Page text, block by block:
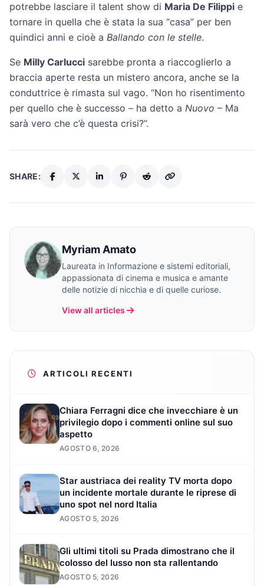
potrebbe lasciare il talent show di Maria De Filippi e
tornare in quella che è stata la sua “casa” per ben
quindici anni e cioè a Ballando con le stelle.
Se Milly Carlucci sarebbe pronta a riaccoglierlo a
braccia aperte resta un mistero ancora, anche se la
conduttrice è rimasta sul vago. “Non ho risentimento
per quello che è successo – ha detto a Nuovo – Ma
sarà vero che c’è questa crisi?”.
SHARE:
Myriam Amato
Laureata in Informazione e sistemi editoriali,
appassionata di cinema e musica e amante
delle notizie di nicchia e di quelle curiose.
View all articles
ARTICOLI RECENTI
Chiara Ferragni dice che invecchiare è un
privilegio dopo i commenti online sul suo
aspetto
AGOSTO 6, 2026
Star austriaca dei reality TV morta dopo
un incidente mortale durante le riprese di
uno spot nel nord Italia
AGOSTO 5, 2026
Gli ultimi titoli su Prada dimostrano che il
colosso del lusso non sta rallentando
AGOSTO 5, 2026